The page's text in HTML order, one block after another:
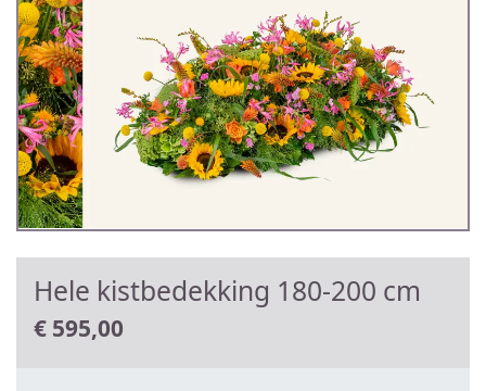
Hele kistbedekking 180-200 cm
€ 595,00